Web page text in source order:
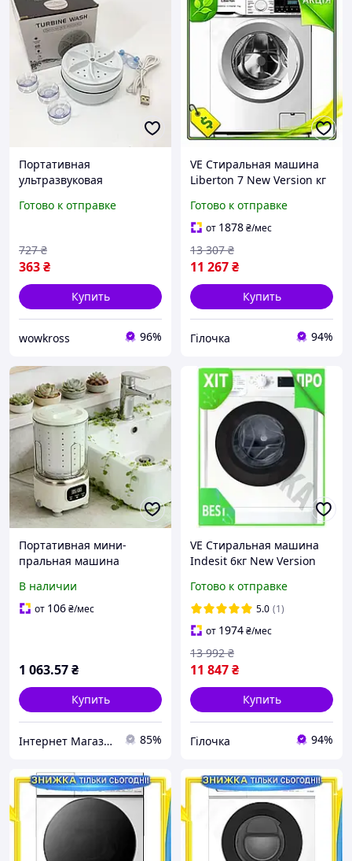
Портативная
ультразвуковая
Стиральная машина для
стиралка ведро GT-25
NEW
Готово к отправке
363₴
727 ₴
Купить
wowkross 96%
VE Стиральная машина
Liberton 7 New Version кг
инверторная 12
программ для стирки и
отжима N6W_VER
Готово к отправке
от 1878₴/мес
11 267₴
13 307 ₴
Купить
Гілочка 94%
Портативная мини-
пральная машина
машина для стирки и
отжима небольших
В наличии
от 106₴/мес
1 063.57₴
Купить
Інтернет Магазин Family-Shop 85%
VE Стиральная машина
Indesit 6кг New Version
программ A+++ 1000 об/
мин для стирки белья
N6W_VER
Готово к отправке
5.0 (1)
от 1974₴/мес
11 847₴
13 992 ₴
Купить
Гілочка 94%